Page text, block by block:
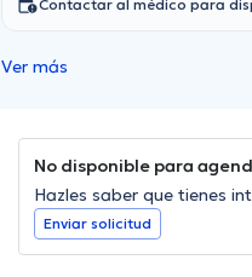
Contactar al médico para
Ver más
No disponible para
Hazles saber que tienes
Enviar solicitud